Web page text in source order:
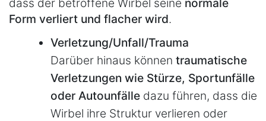
Form verliert und flacher wird.
Verletzung/Unfall/Trauma
Darüber hinaus können traumatische
Verletzungen wie Stürze, Sportunfälle
oder Autounfälle dazu führen, dass die
Wirbel ihre Struktur verlieren oder